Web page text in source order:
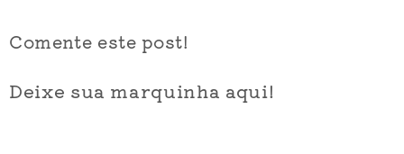
Comente este post!
Deixe sua marquinha aqui!